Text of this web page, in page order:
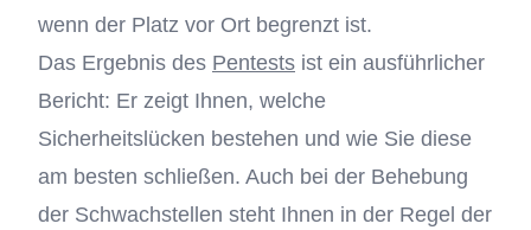
wenn der Platz vor Ort begrenzt ist.
Das Ergebnis des Pentests ist ein ausführlicher
Bericht: Er zeigt Ihnen, welche
Sicherheitslücken bestehen und wie Sie diese
am besten schließen. Auch bei der Behebung
der Schwachstellen steht Ihnen in der Regel der